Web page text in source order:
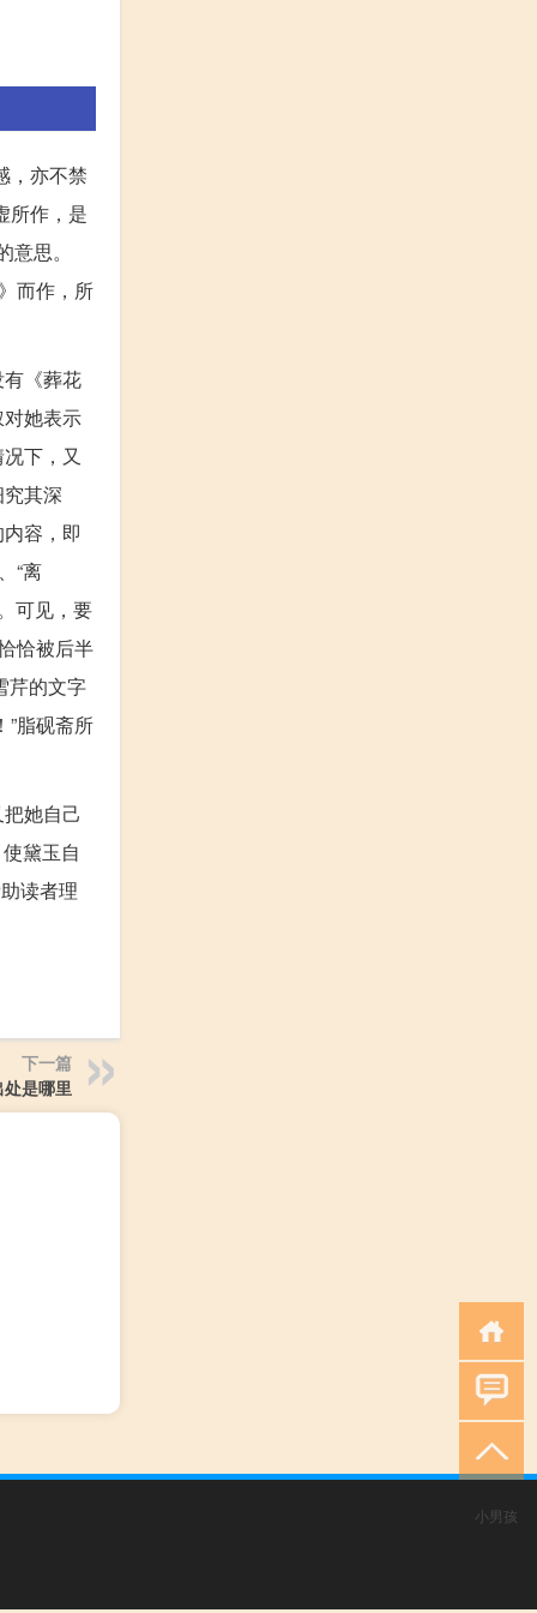
，亦不禁
所作，是
思。
而作，所
《葬花
她表示
下，又
其深
容，即
“离
可见，要
恰被后半
芹的文字
”脂砚斋所
她自己
黛玉自
读者理
下一篇
处是哪里
小男孩